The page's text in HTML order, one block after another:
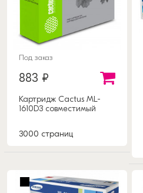
Под заказ
883 ₽
Картридж Cactus ML-
1610D3 совместимый
3000 страниц